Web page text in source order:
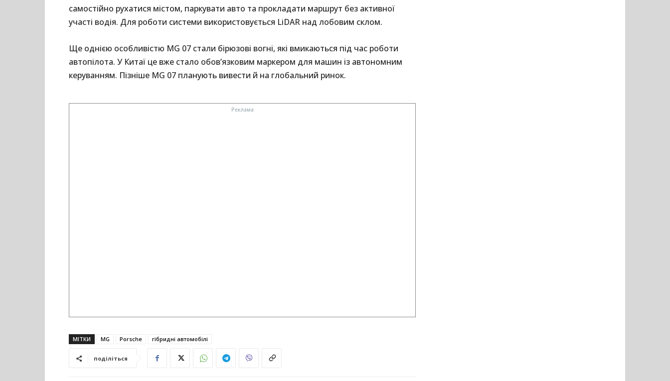
самостійно рухатися містом, паркувати авто та прокладати маршрут без активної
участі водія. Для роботи системи використовується LiDAR над лобовим склом.
Ще однією особливістю MG 07 стали бірюзові вогні, які вмикаються під час роботи
автопілота. У Китаї це вже стало обов’язковим маркером для машин із автономним
керуванням. Пізніше MG 07 планують вивести й на глобальний ринок.
МІТКИ MG Porsche гібридні автомобілі
поділіться